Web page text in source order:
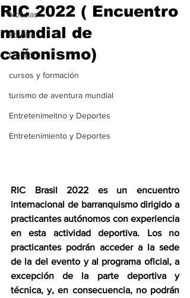
Noticias
Política
Opinión
cursos y formación
turismo de aventura mundial
Entretenimeitno y Deportes
Entretenimiento y Deportes
RIC 2022 ( Encuentro
mundial de
cañonismo)
RIC Brasil 2022 es un encuentro
internacional de barranquismo dirigido a
practicantes autónomos con experiencia
en esta actividad deportiva. Los no
practicantes podrán acceder a la sede
de la del evento y al programa oficial, a
excepción de la parte deportiva y
técnica, y, en consecuencia, no podrán